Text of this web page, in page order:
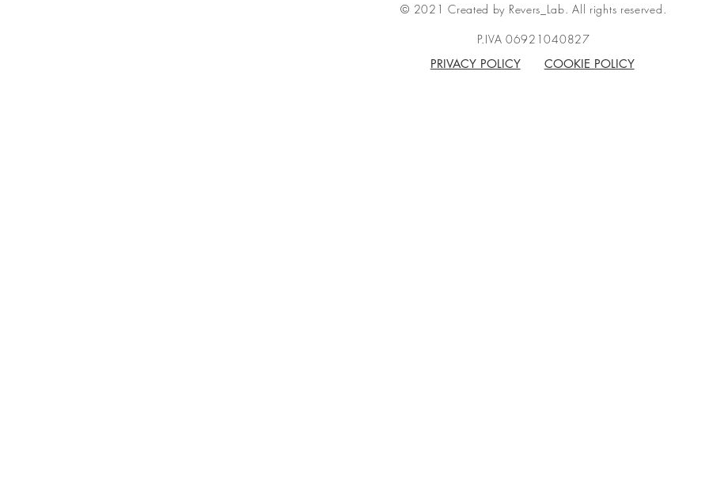
© 2021 Created by Revers_Lab. All rights reserved.
P.IVA 06921040827
PRIVACY POLICY
COOKIE POLICY